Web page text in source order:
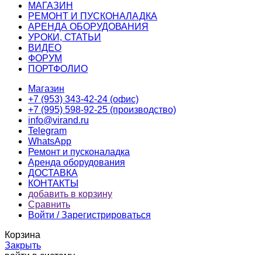
МАГАЗИН
РЕМОНТ И ПУСКОНАЛАДКА
АРЕНДА ОБОРУДОВАНИЯ
УРОКИ, СТАТЬИ
ВИДЕО
ФОРУМ
ПОРТФОЛИО
Магазин
+7 (953) 343-42-24 (офис)
+7 (995) 598-92-25 (производство)
info@virand.ru
Telegram
WhatsApp
Ремонт и пусконаладка
Аренда оборудования
ДОСТАВКА
КОНТАКТЫ
добавить в корзину
Сравнить
Войти / Зарегистрироваться
Корзина
Закрыть